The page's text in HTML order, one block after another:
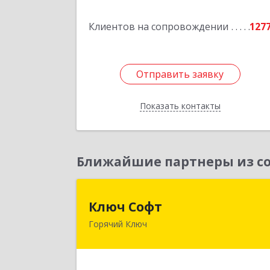
Клиентов на сопровождении
Отправить заявку
Показать контакты
Отправить заявку
Назад
Ближайшие партнеры из
Ключ Софт
Горячий Ключ
353287, Краснодарский край, Горячий